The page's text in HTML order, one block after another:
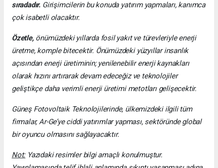
sıradadır. Girişimcilerin bu konuda yatırım yapmaları, kanımca
çok isabetli olacaktır.
Özetle,önümüzdeki yıllarda fosil yakıt ve türevleriyle enerji
üretme, komple bitecektir. Önümüzdeki yüzyıllar insanlık
açısından enerji üretiminin; yenilenebilir enerji kaynakları
olarak hızını artırarak devam edeceğiz ve teknolojiler
geliştikçe daha verimli enerji üretimi metotları gelişecektir.
Güneş Fotovoltaik Teknolojilerinde, ülkemizdeki ilgili tüm
firmalar, Ar-Ge’ye ciddi yatırımlar yapması, sektöründe global
bir oyuncu olmasını sağlayacaktır.
Not:Yazıdaki resimler bilgi amaçlı konulmuştur.